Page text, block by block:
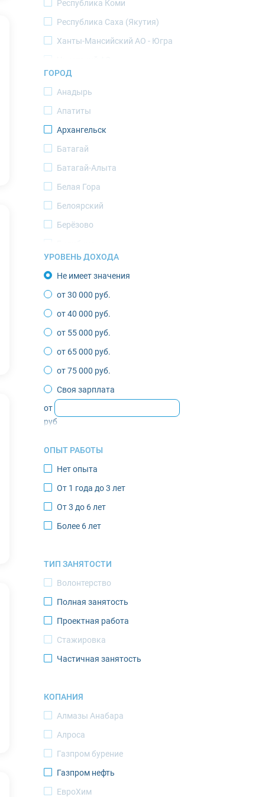
Республика Коми
Республика Саха (Якутия)
Ханты-Мансийский АО - Югра
Ямало-Ненецкий АО
ГОРОД
Анадырь
Апатиты
Архангельск
Батагай
Батагай-Алыта
Белая Гора
Белоярский
Берёзово
Верхоянск
Воркута
Губкинский
Депутатский
Жиганск
Зырянка
Игарка
Инта
Казачье
Кировск
Костомукша
Лабытнанги
Мончегорск
Муравленко
Нарьян-Мар
Новодвинск
Новый Уренгой
Норильск
Ноябрьск
Оленегорск
Певек
Салехард
Саскылах
Северодвинск
Североморск
Среднеколымск
УРОВЕНЬ ДОХОДА
Не имеет значения
от 30 000 руб.
от 40 000 руб.
от 55 000 руб.
от 65 000 руб.
от 75 000 руб.
Своя зарплата
от
руб
ОПЫТ РАБОТЫ
Нет опыта
От 1 года до 3 лет
От 3 до 6 лет
Более 6 лет
ТИП ЗАНЯТОСТИ
Волонтерство
Полная занятость
Проектная работа
Стажировка
Частичная занятость
КОПАНИЯ
Алмазы Анабара
Алроса
Газпром бурение
Газпром нефть
ЕвроХим